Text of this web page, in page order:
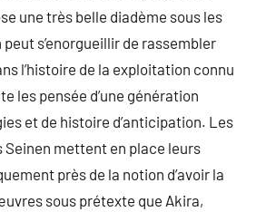
une très belle diadème sous les
s’enorgueillir de rassembler
l’histoire de la exploitation connu
les pensée d’une génération
et de histoire d’anticipation. Les
mettent en place leurs
près de la notion d’avoir la
sous prétexte que Akira,